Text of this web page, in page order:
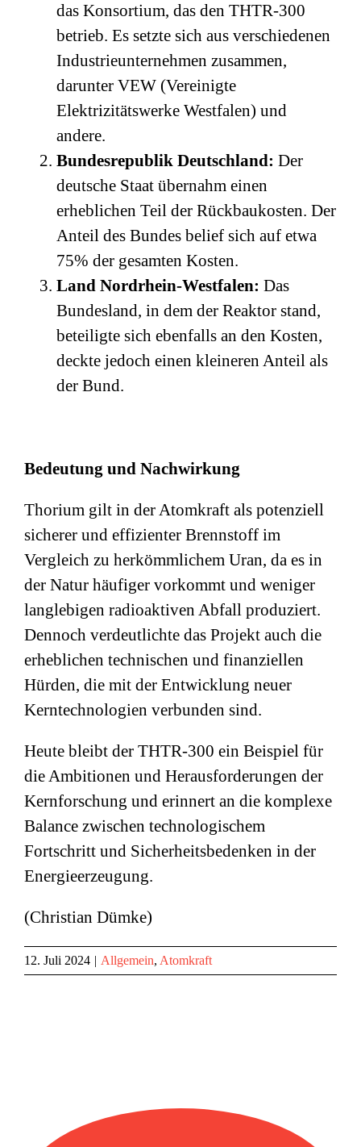
das Konsortium, das den THTR-300
betrieb. Es setzte sich aus verschiedenen
Industrieunternehmen zusammen,
darunter VEW (Vereinigte
Elektrizitätswerke Westfalen) und
andere.
Bundesrepublik Deutschland: Der
deutsche Staat übernahm einen
erheblichen Teil der Rückbaukosten. Der
Anteil des Bundes belief sich auf etwa
75% der gesamten Kosten.
Land Nordrhein-Westfalen: Das
Bundesland, in dem der Reaktor stand,
beteiligte sich ebenfalls an den Kosten,
deckte jedoch einen kleineren Anteil als
der Bund.
Bedeutung und Nachwirkung
Thorium gilt in der Atomkraft als potenziell
sicherer und effizienter Brennstoff im
Vergleich zu herkömmlichem Uran, da es in
der Natur häufiger vorkommt und weniger
langlebigen radioaktiven Abfall produziert.
Dennoch verdeutlichte das Projekt auch die
erheblichen technischen und finanziellen
Hürden, die mit der Entwicklung neuer
Kerntechnologien verbunden sind.
Heute bleibt der THTR-300 ein Beispiel für
die Ambitionen und Herausforderungen der
Kernforschung und erinnert an die komplexe
Balance zwischen technologischem
Fortschritt und Sicherheitsbedenken in der
Energieerzeugung.
(Christian Dümke)
12. Juli 2024 | Allgemein, Atomkraft